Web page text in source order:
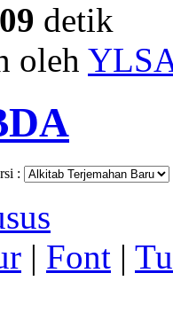
detik
oleh
:
| Font |